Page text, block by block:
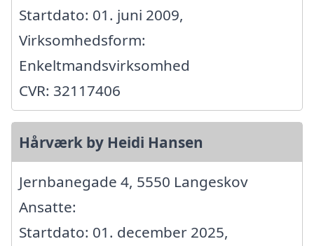
Startdato: 01. juni 2009,
Virksomhedsform:
Enkeltmandsvirksomhed
CVR: 32117406
Hårværk by Heidi Hansen
Jernbanegade 4, 5550 Langeskov
Ansatte:
Startdato: 01. december 2025,